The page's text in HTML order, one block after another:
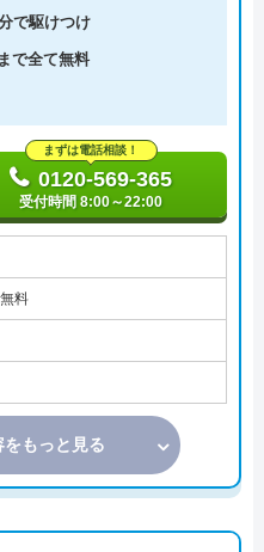
で駆けつけ
で全て無料
まずは電話相談！
0120-569-365
受付時間 8:00～22:00
料
もっと見る